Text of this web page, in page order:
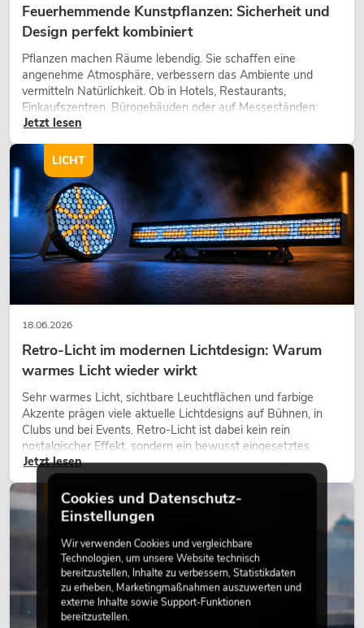
Feuerhemmende Kunstpflanzen: Sicherheit und
Design perfekt kombiniert
Pflanzen machen Räume lebendig. Sie schaffen eine
angenehme Atmosphäre, verbessern das Ambiente und
vermitteln Natürlichkeit. Ob in Hotels, Restaurants,
Einkaufszentren, Bürogebäuden oder auf Messeständen:
eine hochwertige Begrünung gehört heute längst zum
Jetzt lesen
18.06.2026
Retro-Licht im modernen Lichtdesign: Warum
warmes Licht wieder wirkt
Sehr warmes Licht, sichtbare Leuchtflächen und farbige
Akzente prägen viele aktuelle Lichtdesigns auf Bühnen, in
Clubs und bei Events. Retro-Licht ist dabei kein rein
nostalgischer Effekt, sondern ein bewusst eingesetztes
Gestaltungsmittel: Es schafft Atmosphäre, gibt Szenen
Charakter und kann technische LED-Setups emotionaler
wirken lassen.
Jetzt lesen
LICHT
LICHT
Cookies und Datenschutz-
Einstellungen
Wir verwenden Cookies und vergleichbare
Technologien, um unsere Website technisch
bereitzustellen, Inhalte zu verbessern, Statistikdaten
zu erheben, Marketingmaßnahmen auszuwerten und
externe Inhalte sowie Support-Funktionen
bereitzustellen.